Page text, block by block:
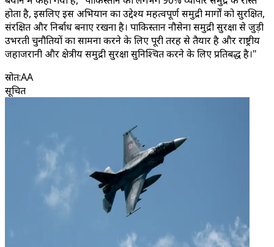
होता है, इसलिए इस अभियान का उद्देश्य महत्वपूर्ण समुद्री मार्गों को सुरक्षित,
संरक्षित और निर्बाध बनाए रखना है। पाकिस्तान नौसेना समुद्री सुरक्षा से जुड़ी
उभरती चुनौतियों का सामना करने के लिए पूरी तरह से तैयार है और राष्ट्रीय
जहाजरानी और क्षेत्रीय समुद्री सुरक्षा सुनिश्चित करने के लिए प्रतिबद्ध है।"
स्रोत:AA
सूचित